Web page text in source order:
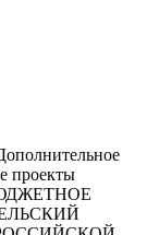
проекты